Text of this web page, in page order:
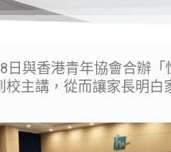
與香港青年協會合辦「
校主講，從而讓家長明